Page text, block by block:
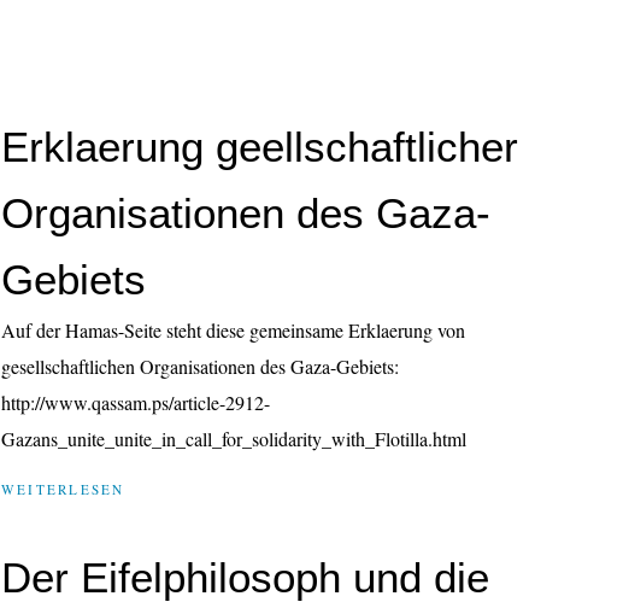
Erklaerung geellschaftlicher
Organisationen des Gaza-
Gebiets
Auf der Hamas-Seite steht diese gemeinsame Erklaerung von
gesellschaftlichen Organisationen des Gaza-Gebiets:
http://www.qassam.ps/article-2912-
Gazans_unite_unite_in_call_for_solidarity_with_Flotilla.html
WEITERLESEN
Der Eifelphilosoph und die